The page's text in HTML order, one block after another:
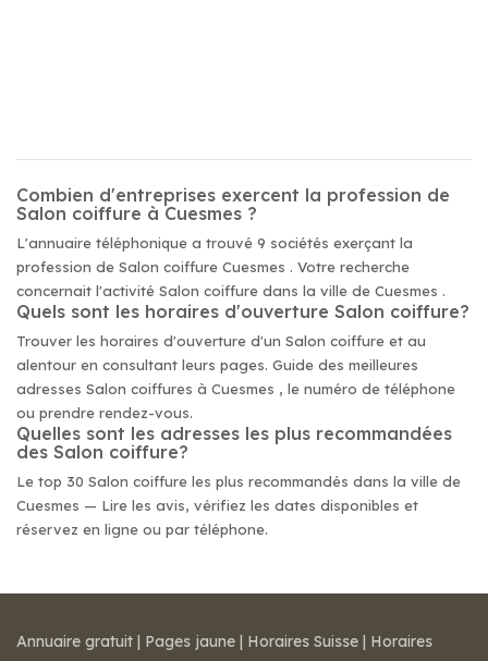
Combien d'entreprises exercent la profession de
Salon coiffure à Cuesmes ?
L'annuaire téléphonique a trouvé 9 sociétés exerçant la
profession de Salon coiffure Cuesmes . Votre recherche
concernait l'activité Salon coiffure dans la ville de Cuesmes .
Quels sont les horaires d'ouverture Salon coiffure?
Trouver les horaires d'ouverture d'un Salon coiffure et au
alentour en consultant leurs pages. Guide des meilleures
adresses Salon coiffures à Cuesmes , le numéro de téléphone
ou prendre rendez-vous.
Quelles sont les adresses les plus recommandées
des Salon coiffure?
Le top 30 Salon coiffure les plus recommandés dans la ville de
Cuesmes — Lire les avis, vérifiez les dates disponibles et
réservez en ligne ou par téléphone.
Annuaire gratuit | Pages jaune | Horaires Suisse | Horaires